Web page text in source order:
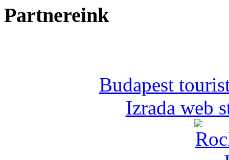
Partnereink
Budapest
Izrada web